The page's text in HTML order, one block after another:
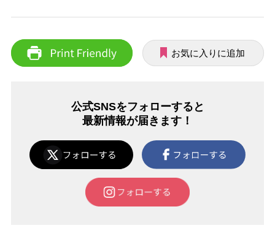
お気に入りに追加
公式SNSをフォローすると
最新情報が届きます！